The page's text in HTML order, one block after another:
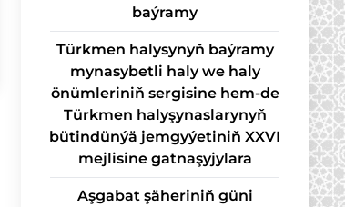
baýramy
Türkmen halysynyň baýramy
mynasybetli haly we haly
önümleriniň sergisine hem-de
Türkmen halyşynaslarynyň
bütindünýä jemgyýetiniň XXVI
mejlisine gatnaşyjylara
Aşgabat şäheriniň güni